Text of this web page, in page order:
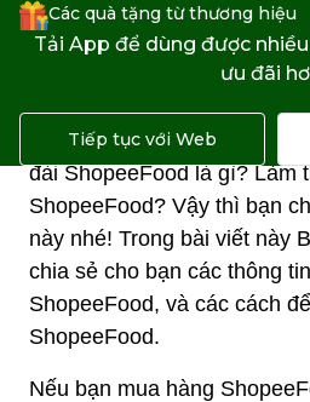
Làm thế nào để
ShopeeFood?
Bạn đang có vấn đề về đơn
muốn liên hệ với tổng đài
đài ShopeeFood là gì? Làm
ShopeeFood? Vậy thì bạn
này nhé! Trong bài viết này
chia sẻ cho bạn các thông
ShopeeFood, và các cách
ShopeeFood.
Nếu bạn mua hàng
Các quà tặng từ thương hiệu
Tải App để dùng được
ưu đãi
Tiếp tục với Web